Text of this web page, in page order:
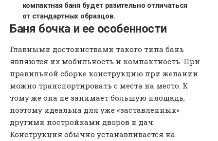
компактная баня будет разительно отличаться
от стандартных образцов.
Баня бочка и ее особенности
Главными достоинствами такого типа бань
являются их мобильность и компактность. При
правильной сборке конструкцию при желании
можно транспортировать с места на место. К
тому же она не занимает большую площадь,
поэтому идеальна для уже «заставленных»
другими постройками дворов и дач.
Конструкция обычно устанавливается на